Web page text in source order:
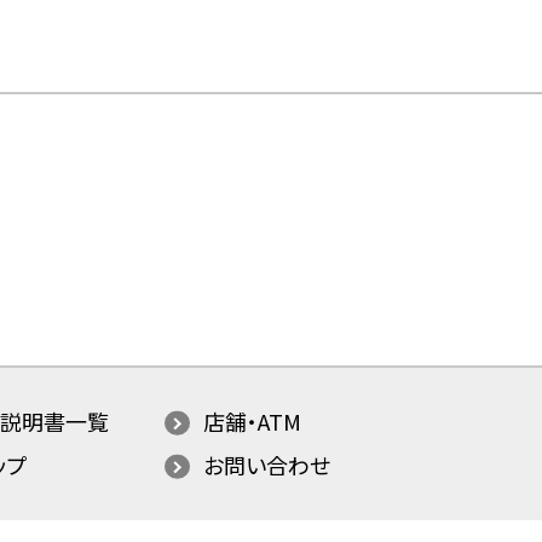
明書一覧
店舗・ATM
プ お問い合わせ